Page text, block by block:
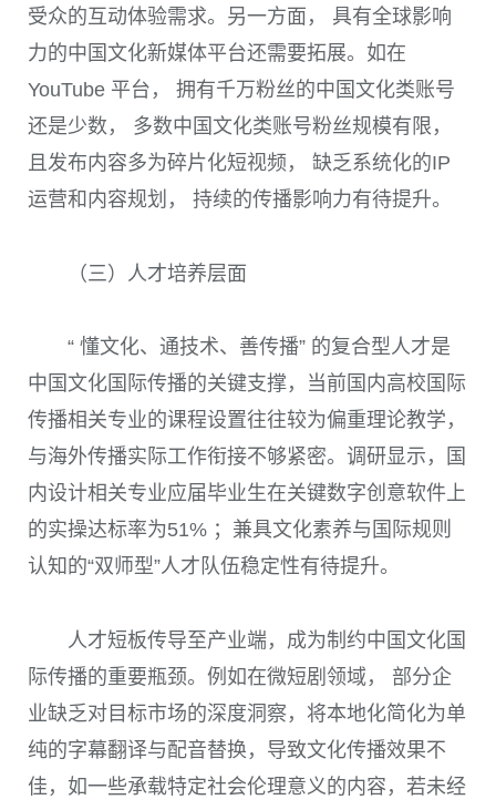
受众的互动体验需求。另一方面， 具有全球影响
力的中国文化新媒体平台还需要拓展。如在
YouTube 平台， 拥有千万粉丝的中国文化类账号
还是少数， 多数中国文化类账号粉丝规模有限，
且发布内容多为碎片化短视频， 缺乏系统化的IP
运营和内容规划， 持续的传播影响力有待提升。
（三）人才培养层面
“ 懂文化、通技术、善传播” 的复合型人才是
中国文化国际传播的关键支撑，当前国内高校国际
传播相关专业的课程设置往往较为偏重理论教学，
与海外传播实际工作衔接不够紧密。调研显示，国
内设计相关专业应届毕业生在关键数字创意软件上
的实操达标率为51% ；兼具文化素养与国际规则
认知的“双师型”人才队伍稳定性有待提升。
人才短板传导至产业端，成为制约中国文化国
际传播的重要瓶颈。例如在微短剧领域， 部分企
业缺乏对目标市场的深度洞察，将本地化简化为单
纯的字幕翻译与配音替换，导致文化传播效果不
佳，如一些承载特定社会伦理意义的内容，若未经